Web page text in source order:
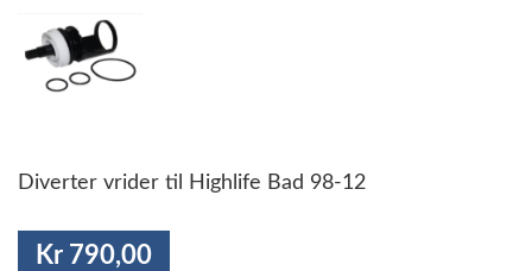
Diverter vrider til Highlife Bad 98-12
Kr 790,00